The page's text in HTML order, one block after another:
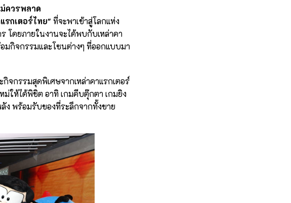
ควรพลาด
รกเตอร์ไทย" ที่จะพาเข้าสู่โลกแห่ง
โดยภายในงานจะได้พบกับเหล่าคา
มกิจกรรมและโซนต่างๆ ที่ออกแบบมา
จกรรมสุดพิเศษจากเหล่าคาแรกเตอร์
ให้ได้พิชิต อาทิ เกมคีบตุ๊กตา เกมยิง
ง พร้อมรับของที่ระลึกจากทั้งขาย